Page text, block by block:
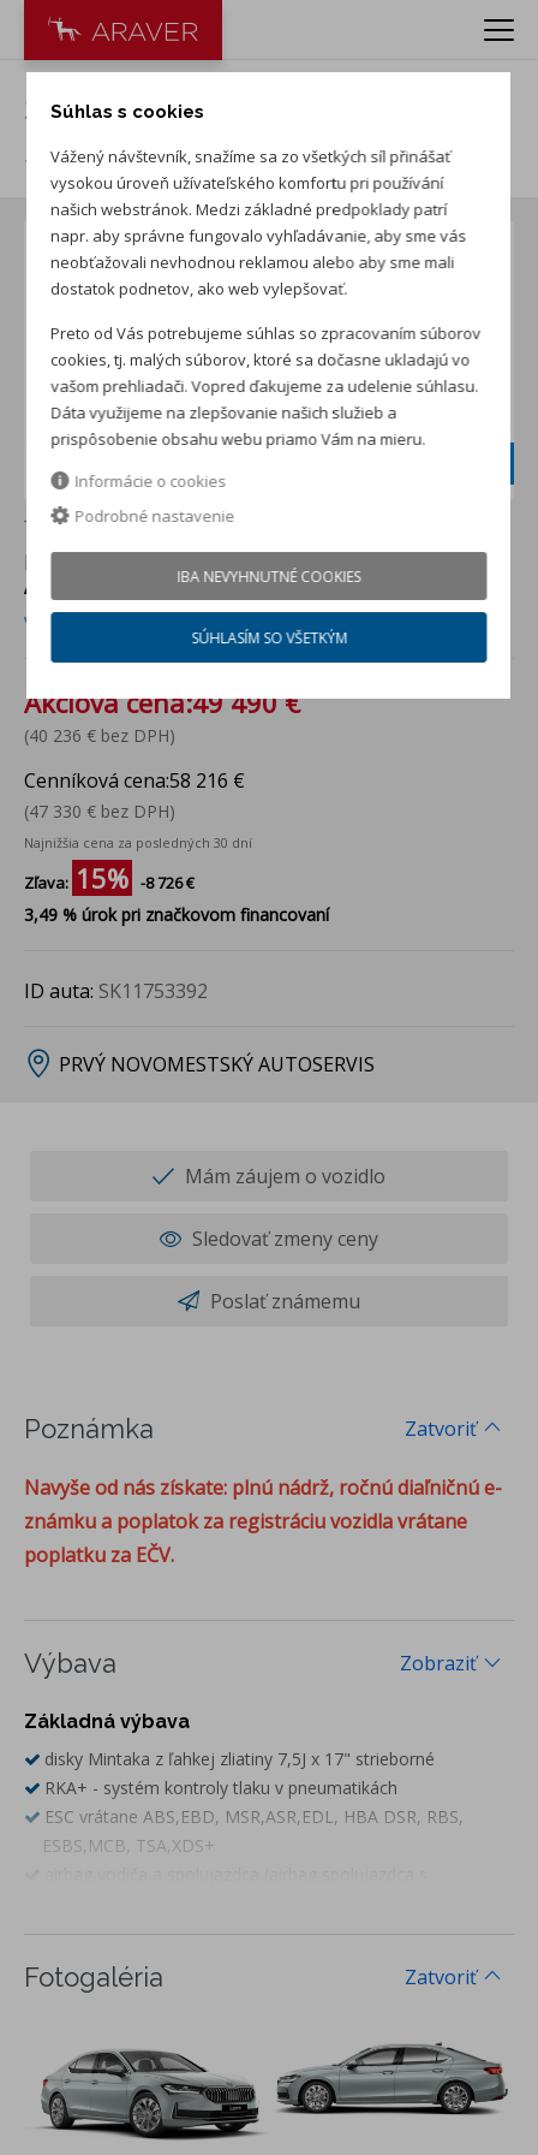
Škoda Superb 2.0 TDI Top
Selection 4x4
+ ďalších 3
NOVÉ AUTO NA SKLADE
v PRVÝ NOVOMESTSKÝ
AUTOSERVIS
Viac info
Akciová cena:49 490 €
(40 236 € bez DPH)
Cenníková cena:58 216 €
(47 330 € bez DPH)
Najnižšia cena za posledných 30 dní
Zľava: 15% -8 726 €
3,49 % úrok pri značkovom financovaní
ID auta: SK11753392
PRVÝ NOVOMESTSKÝ AUTOSERVIS
Mám záujem o vozidlo
Sledovať zmeny ceny
Poslať známemu
Zatvoriť
Poznámka
Navyše od nás získate: plnú nádrž, ročnú diaľničnú e-
známku a poplatok za registráciu vozidla vrátane
poplatku za EČV.
Zobraziť
Výbava
Základná výbava
disky Mintaka z ľahkej zliatiny 7,5J x 17" strieborné
RKA+ - systém kontroly tlaku v pneumatikách
ESC vrátane ABS,EBD, MSR,ASR,EDL, HBA DSR, RBS,
ESBS,MCB, TSA,XDS+
hlavové a bočné airbagy vpredu, kolenný airbag vodiča
FRONT ASSIST-výstraha pred kolíziou a podpora núdzového
brzdenia (vrátane Predictive Pedestrian and Cyclist
Lane Assist - asistent kontroly jazdy v jadznom pruhu
Side Assist - asistent zmeny jazdného pruhu (vrátene Rear
Traffic Alert-asistent vyparkovania a Exit Warning- varovanie
pri vystupovaní z vozidla
Zatvoriť
Fotogaléria
Súhlas s cookies
Vážený návštevník, snažíme sa zo všetkých síl přinášať
vysokou úroveň užívateľského komfortu pri používání
našich webstránok. Medzi základné predpoklady patrí
napr. aby správne fungovalo vyhľadávanie, aby sme vás
neobťažovali nevhodnou reklamou alebo aby sme mali
dostatok podnetov, ako web vylepšovať.
Preto od Vás potrebujeme súhlas so zpracovaním súborov
cookies, tj. malých súborov, ktoré sa dočasne ukladajú vo
vašom prehliadači. Vopred ďakujeme za udelenie súhlasu.
Dáta využijeme na zlepšovanie našich služieb a
prispôsobenie obsahu webu priamo Vám na mieru.
Informácie o cookies
Podrobné nastavenie
IBA NEVYHNUTNÉ COOKIES
SÚHLASÍM SO VŠETKÝM